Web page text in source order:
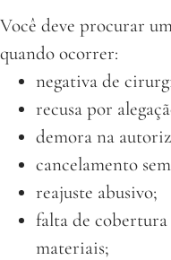
Você deve procurar
quando ocorrer:
negativa de
recusa por
demora na
cancelamento
reajuste abusivo;
falta de cobertura
materiais;